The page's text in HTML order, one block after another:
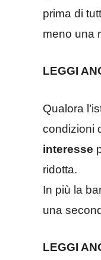
prima di
meno una
LEGGI
Qualora
condizioni
interesse
ridotta.
In più la
una
LEGGI